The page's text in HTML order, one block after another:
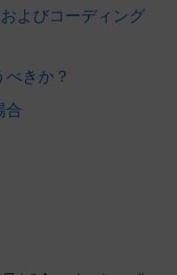
よびコーディング
きか？
合